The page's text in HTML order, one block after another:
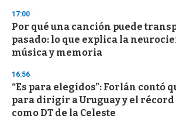
s
e
c
o
n
17:00
Por qué una canción puede
pasado: lo que explica la
música y memoria
16:56
“Es para elegidos”: Forlán contó
para dirigir a Uruguay y el récord
como DT de la Celeste